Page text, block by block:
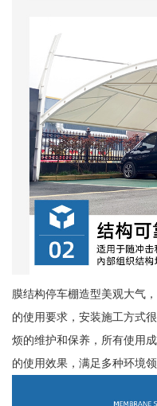
膜结构停车棚造型美观大气
的使用要求，安装施工方式
烦的维护和保养，所有使用
的使用效果，满足多种环境领